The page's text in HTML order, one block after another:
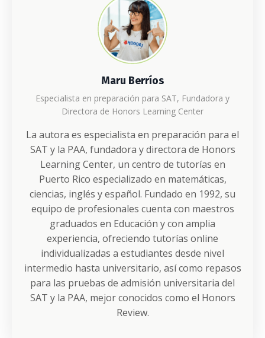
Maru Berríos
Especialista en preparación para SAT, Fundadora y
Directora de Honors Learning Center
La autora es especialista en preparación para el
SAT y la PAA, fundadora y directora de Honors
Learning Center, un centro de tutorías en
Puerto Rico especializado en matemáticas,
ciencias, inglés y español. Fundado en 1992, su
equipo de profesionales cuenta con maestros
graduados en Educación y con amplia
experiencia, ofreciendo tutorías online
individualizadas a estudiantes desde nivel
intermedio hasta universitario, así como repasos
para las pruebas de admisión universitaria del
SAT y la PAA, mejor conocidos como el Honors
Review.